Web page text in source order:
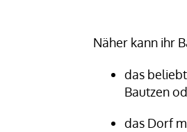
Näher kann ihr
das
Bautzen
das Dorf